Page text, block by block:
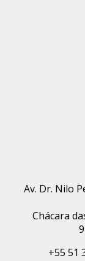
Av. Dr. Nilo
Chácara
+55 51